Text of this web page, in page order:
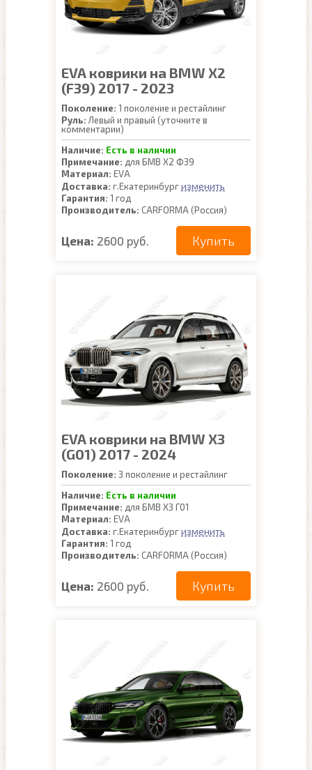
EVA коврики на BMW X2
(F39) 2017 - 2023
Поколение: 1 поколение и рестайлинг
Руль: Левый и правый (уточните в
комментарии)
Наличие: Есть в наличии
Примечание: для БМВ Х2 Ф39
Материал: EVA
Доставка: г.Екатеринбургизменить
Гарантия: 1 год
Производитель: CARFORMA (Россия)
Цена: 2600 руб. Купить
EVA коврики на BMW X3
(G01) 2017 - 2024
Поколение: 3 поколение и рестайлинг
Наличие: Есть в наличии
Примечание: для БМВ Х3 Г01
Материал: EVA
Доставка: г.Екатеринбургизменить
Гарантия: 1 год
Производитель: CARFORMA (Россия)
Цена: 2600 руб. Купить